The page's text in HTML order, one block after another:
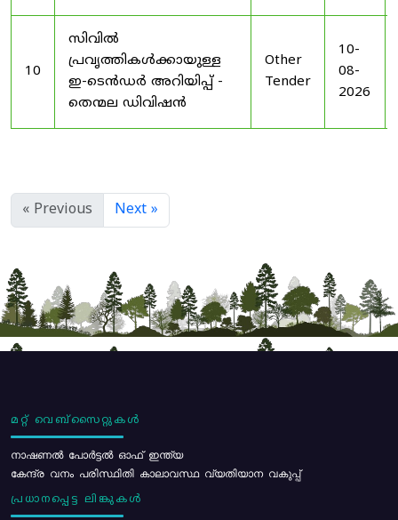
10
സിവിൽ
പ്രവൃത്തികൾക്കായുള്ള
ഇ-ടെൻഡർ അറിയിപ്പ് -
തെന്മല ഡിവിഷൻ
Other
Tender
10-
08-
2026
« Previous Next »
മറ്റ് വെബ്സൈറ്റുകൾ
നാഷണൽ പോർട്ടൽ ഓഫ് ഇന്ത്യ
കേന്ദ്ര വനം പരിസ്ഥിതി കാലാവസ്ഥ വ്യതിയാന വകുപ്പ്
പ്രധാനപ്പെട്ട ലിങ്കുകൾ